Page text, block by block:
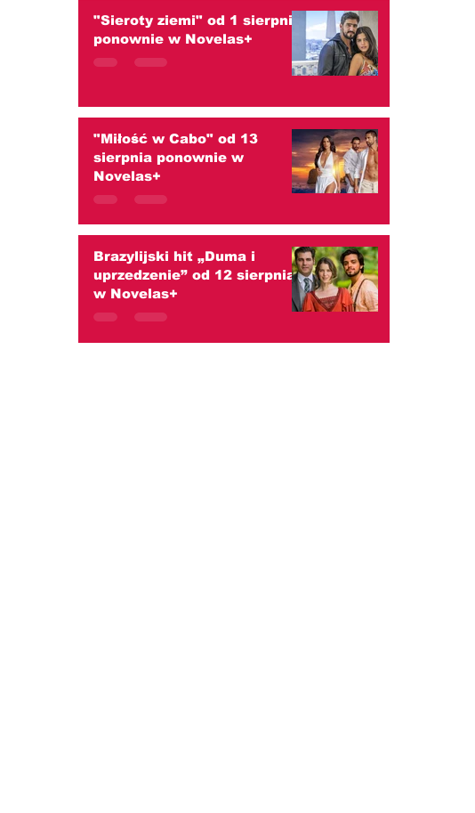
"Sieroty ziemi" od 1 sierpnia
ponownie w Novelas+
"Miłość w Cabo" od 13
sierpnia ponownie w
Novelas+
Brazylijski hit „Duma i
uprzedzenie” od 12 sierpnia
w Novelas+